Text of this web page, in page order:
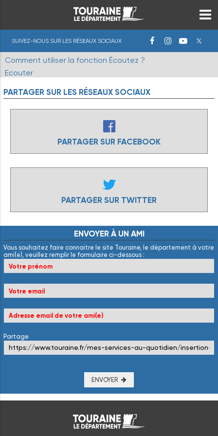
SUIVEZ-NOUS SUR LES RÉSEAUX SOCIAUX
Comment utiliser la fonction Écoutez ?
Ecouter
PARTAGER SUR LES RÉSEAUX SOCIAUX
PARTAGER SUR FACEBOOK
PARTAGER SUR TWITTER
ENVOYER À UN AMI
Vous souhaitez faire connaitre le site Touraine, le département à votre
ami(e), veuillez remplir le formulaire ci-dessous :
Partage
ENVOYER